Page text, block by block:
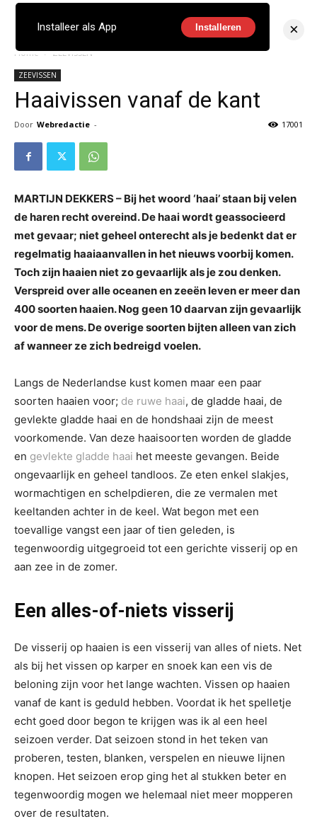
Home ZEEVISSEN
ZEEVISSEN
Haaivissen vanaf de kant
Door Webredactie - 17001
MARTIJN DEKKERS – Bij het woord ‘haai’ staan bij velen
de haren recht overeind. De haai wordt geassocieerd
met gevaar; niet geheel onterecht als je bedenkt dat er
regelmatig haaiaanvallen in het nieuws voorbij komen.
Toch zijn haaien niet zo gevaarlijk als je zou denken.
Verspreid over alle oceanen en zeeën leven er meer dan
400 soorten haaien. Nog geen 10 daarvan zijn gevaarlijk
voor de mens. De overige soorten bijten alleen van zich
af wanneer ze zich bedreigd voelen.
Langs de Nederlandse kust komen maar een paar
soorten haaien voor; de ruwe haai, de gladde haai, de
gevlekte gladde haai en de hondshaai zijn de meest
voorkomende. Van deze haaisoorten worden de gladde
en gevlekte gladde haai het meeste gevangen. Beide
ongevaarlijk en geheel tandloos. Ze eten enkel slakjes,
wormachtigen en schelpdieren, die ze vermalen met
keeltanden achter in de keel. Wat begon met een
toevallige vangst een jaar of tien geleden, is
tegenwoordig uitgegroeid tot een gerichte visserij op en
aan zee in de zomer.
Een alles-of-niets visserij
De visserij op haaien is een visserij van alles of niets. Net
als bij het vissen op karper en snoek kan een vis de
beloning zijn voor het lange wachten. Vissen op haaien
vanaf de kant is geduld hebben. Voordat ik het spelletje
echt goed door begon te krijgen was ik al een heel
seizoen verder. Dat seizoen stond in het teken van
proberen, testen, blanken, verspelen en nieuwe lijnen
knopen. Het seizoen erop ging het al stukken beter en
tegenwoordig mogen we helemaal niet meer mopperen
over de resultaten.
Installeer als App Installeren ×